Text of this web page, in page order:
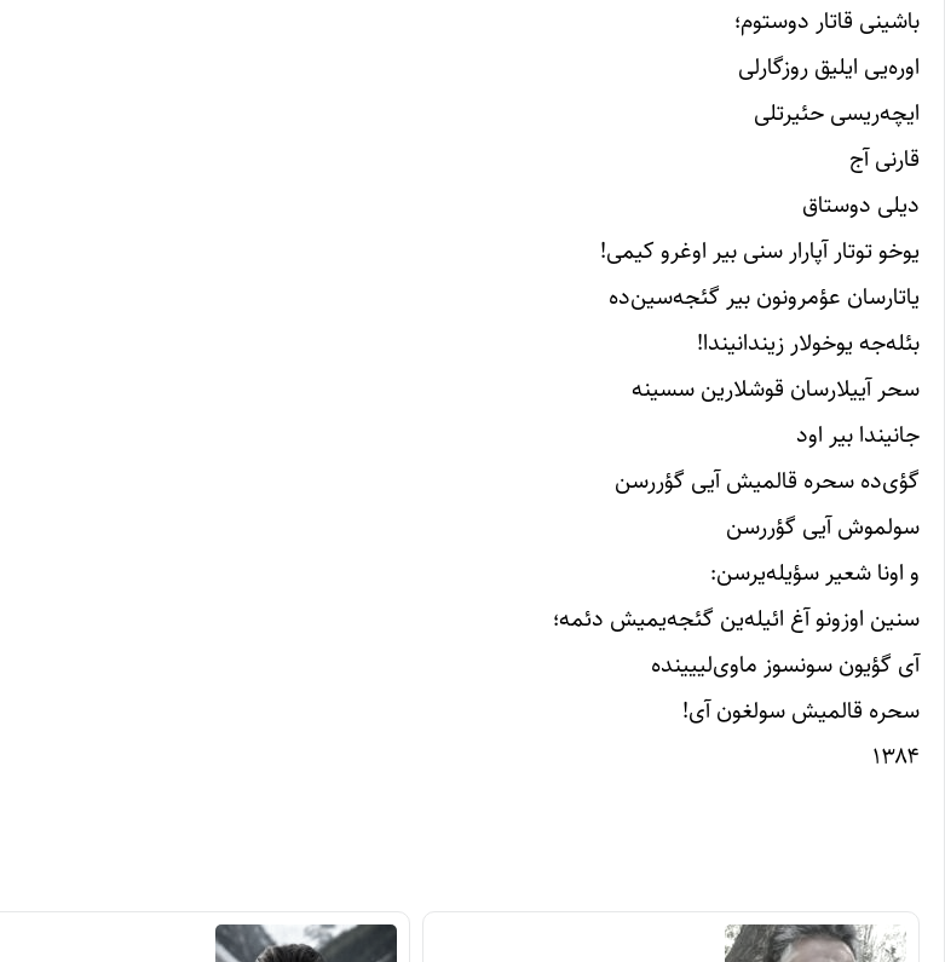
باشینی قاتار دوستوم؛
اوره‌یی ایلیق روزگارلی
ایچه‌ریسی حئیرتلی
قارنی آج
دیلی دوستاق
یوخو توتار آپارار سنی بیر اوغرو کیمی!
یاتارسان عؤمرونون بیر گئجه‌سین‌ده
بئله‌جه یوخولار زیندانیندا!
سحر آییلارسان قوشلارین سسینه
جانیندا بیر اود
گؤی‌ده سحره قالمیش آیی گؤررسن
سولموش آیی گؤررسن
و اونا شعیر سؤیله‌یرسن:
سنین اوزونو آغ ائیله‌ین گئجه‌یمیش دئمه؛
آی گؤیون سونسوز ماوی‌لییینده
سحره قالمیش سولغون آی!
۱۳۸۴